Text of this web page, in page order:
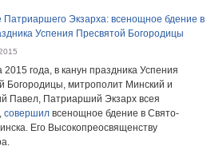
Экзарха: всенощное бдение в
Успения Пресвятой Богородицы
2015 года, в канун праздника Успения
Богородицы, митрополит Минский и
Павел, Патриарший Экзарх всея
совершил всенощное бдение в Свято-
Его Высокопреосвященству